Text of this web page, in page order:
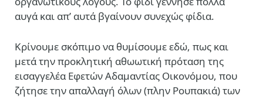
αυγά και απ’ αυτά βγαίνουν συνεχώς φίδια.
Κρίνουμε σκόπιμο να θυμίσουμε εδώ, πως και
μετά την προκλητική αθωωτική πρόταση της
εισαγγελέα Εφετών Αδαμαντίας Οικονόμου, που
ζήτησε την απαλλαγή όλων (πλην Ρουπακιά) των